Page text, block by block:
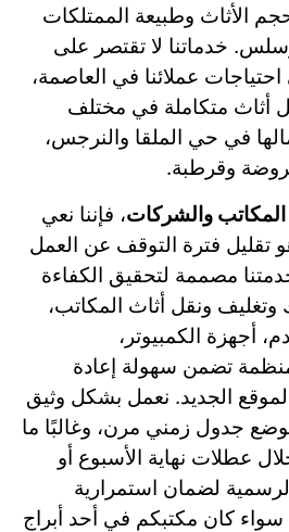
الأثاث وطبيعة الممتلكات
خدماتنا لا تقتصر على
عملائنا في العاصمة،
أثاث متكاملة في مختلف
في حي الملقا والنرجس،
وقرطبة.
المكاتب والشركات، فإننا نعي
تقليل فترة التوقف عن العمل
مصممة لتحقيق الكفاءة
ونقل أثاث المكاتب،
أجهزة الكمبيوتر،
تضمن سهولة إعادة
الجديد. نعمل بشكل وثيق
جدول زمني مرن، وغالبًا ما
عطلات نهاية الأسبوع أو
لضمان استمرارية
كان مكتبكم في أحد أبراج